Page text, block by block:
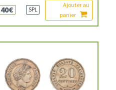
40€ SPL
Ajouter au
panier